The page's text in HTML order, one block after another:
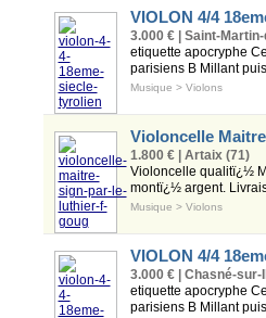
VIOLON 4/4
3.000 € | Saint-
etiquette apocryphe
parisiens B Millant
Musique > Violons
Violoncelle
1.800 € | Artaix (71)
Violoncelle qualitï¿½
montï¿½ argent.
Musique > Violons
VIOLON 4/4
3.000 € | Chasné-sur-
etiquette apocryphe
parisiens B Millant